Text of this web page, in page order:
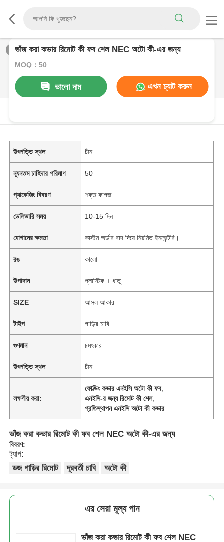
/0
ভাঁজ করা কভার রিমোট কী ফব শেল NEC অটো কী-এর জন্য
MOQ：50
ভালো দাম এখন চ্যাট করুন
পণ্যের বর্ণনা
উৎপত্তি স্থল চীন
ন্যূনতম চাহিদার পরিমাণ 50
প্যাকেজিং বিবরণ শক্ত কাগজ
ডেলিভারি সময় 10-15 দিন
যোগানের ক্ষমতা কাস্টম অর্ডার বাদ দিয়ে নিয়মিত ইনভেন্টরি।
রঙ কালো
উপাদান প্লাস্টিক + ধাতু
SIZE আসল আকার
টাইপ গাড়ির চাবি
গুণমান চমৎকার
উৎপত্তি স্থল চীন
লক্ষণীয় করা:
ফোল্ডিং কভার এনইসি অটো কী ফব,
এনইসি-র জন্য রিমোট কী শেল,
প্রতিস্থাপন এনইসি অটো কী কভার
ভাঁজ করা কভার রিমোট কী ফব শেল NEC অটো কী-এর জন্য
বিবরণ:
ট্যাগ:
ডজ গাড়ির রিমোট
দূরবর্তী চাবি অটো কী
এর সেরা মূল্য পান
ভাঁজ করা কভার রিমোট কী ফব শেল NEC